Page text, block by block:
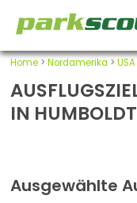
Home> Nordamerika > USA
IN
Ausgewählte